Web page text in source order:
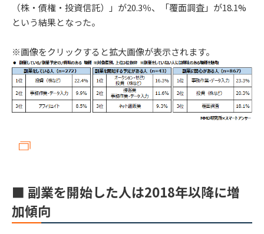
（株・債権・投資信託）」が20.3％、「覆面調査」が18.1%
という結果となった。
※画像をクリックすると拡大画像が表示されます。
■ 副業を開始した人は2018年以降に増
加傾向